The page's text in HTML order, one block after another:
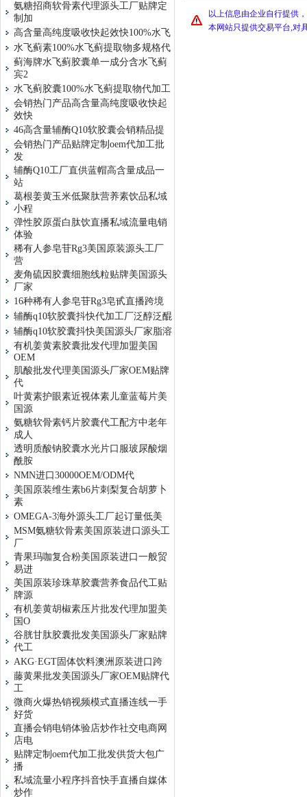
氨糖招商软骨素代理源头工厂贴牌定
制加
高含量高纯度吸收快起效快100%水飞
水飞蓟素100%水飞蓟提取物多规格代
蓟海牌水飞蓟胶囊单一成分含水飞蓟
宾2
水飞蓟胶囊100%水飞蓟提取物代加工
会销热门产品高含量高纯度吸收快起
效快
46高含量辅酶Q10软胶囊会销精品提
会销热门产品贴牌定制oem代加工批
发
辅酶Q10工厂直供蓝帽高含量成品一
站
葛根姜黄玉米低聚肽营养素饮品私域
小程
弹性胶原蛋白肽饮直播私域流量电销
体验
稀有人参皂苷Rg3美国原装源头工厂
营
麦角硫因胶囊细胞线粒贴牌美国源头
厂家
16种稀有人参皂苷Rg3皂甙直播跨境
辅酶q10软胶囊抖快代加工厂泛醇泛醌
辅酶q10软胶囊抖快美国源头厂家脂溶
有机姜黄素胶囊批发代理加盟美国
OEM
肌酸批发代理美国源头厂家OEM贴牌
代
叶黄素护眼素近视体素儿童蓝莓片美
国源
氨糖软骨素钙片胶囊代工配方中老年
成人
透明质酸钠胶囊水光片口服玻尿酸烟
酰胺
NMN进口30000OEM/ODM代
美国原装维生素b6片刺梨复合胡萝卜
素
OMEGA-3海外源头工厂起订量低美
MSM氨糖软骨素美国原装进口源头工
厂
青果玛咖复合粉美国原装进口一般贸
易进
美国原装珍珠草胶囊营养食品代工贴
牌源
有机姜黄胡椒素压片批发代理加盟美
国O
谷胱甘肽胶囊批发美国源头厂家贴牌
代工
AKG·EGT固体饮料澳洲原装进口跨
藤黄果批发美国源头厂家OEM贴牌代
工
微商火爆热销视频模式直播连线一手
好货
直播会销电销体验店炒作社交电商网
店电
贴牌定制oem代加工批发供货大包广
播
私域流量小程序抖音快手直播自媒体
炒作
以上信息由企业自行提供
本网站只提供交易平台,对